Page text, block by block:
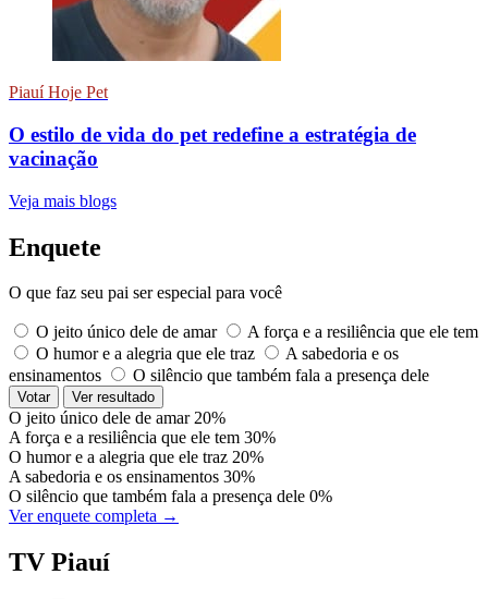
Piauí Hoje Pet
O estilo de vida do pet redefine a estratégia de
vacinação
Veja mais blogs
Enquete
O que faz seu pai ser especial para você
O jeito único dele de amar
A força e a resiliência que ele tem
O humor e a alegria que ele traz
A sabedoria e os
ensinamentos
O silêncio que também fala a presença dele
Votar Ver resultado
O jeito único dele de amar 20%
A força e a resiliência que ele tem 30%
O humor e a alegria que ele traz 20%
A sabedoria e os ensinamentos 30%
O silêncio que também fala a presença dele 0%
Ver enquete completa →
TV Piauí